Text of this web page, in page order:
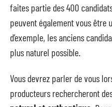
faites partie des 400
peuvent également vous être
d’exemple, les anciens
plus naturel possible.
Vous devrez parler de vous
producteurs rechercheront